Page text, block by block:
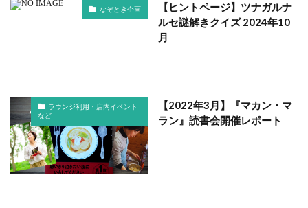
なぞとき企画
【ヒントページ】ツナガルナ
ルセ謎解きクイズ 2024年10
月
ラウンジ利用・店内イベント
など
【2022年3月】『マカン・マ
ラン』読書会開催レポート